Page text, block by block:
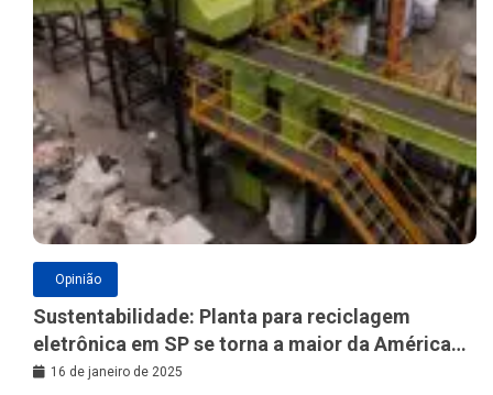
Opinião
Sustentabilidade: Planta para reciclagem
eletrônica em SP se torna a maior da América
Latina
16 de janeiro de 2025